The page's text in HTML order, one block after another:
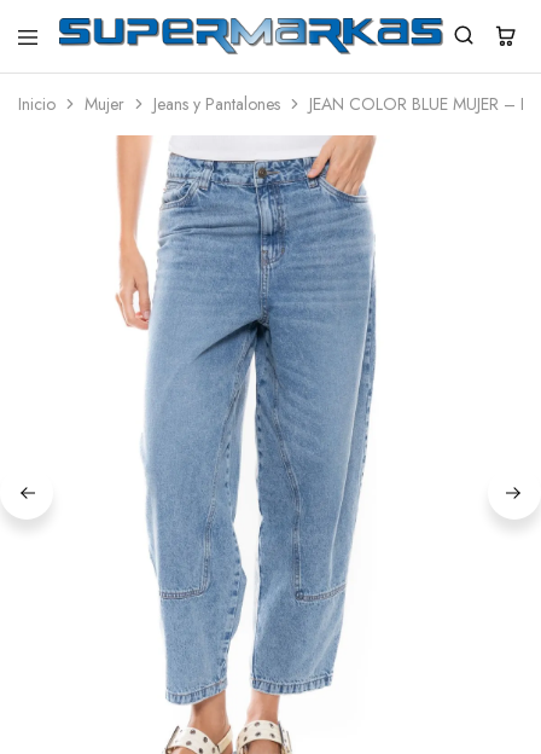
SuperMarkas
Ropa
con
Inicio Mujer Jeans y Pantalones JEAN COLOR BLUE MUJER –